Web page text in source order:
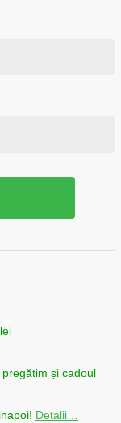
și cadoul
Detalii…